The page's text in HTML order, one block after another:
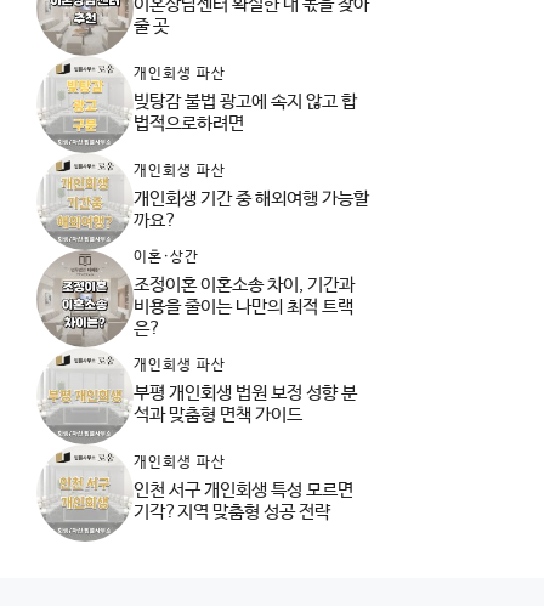
이혼상담센터 확실한 내 몫을 찾아
줄 곳
개인회생 파산
빚탕감 불법 광고에 속지 않고 합
법적으로하려면
개인회생 파산
개인회생 기간 중 해외여행 가능할
까요?
이혼·상간
조정이혼 이혼소송 차이, 기간과
비용을 줄이는 나만의 최적 트랙
은?
개인회생 파산
부평 개인회생 법원 보정 성향 분
석과 맞춤형 면책 가이드
개인회생 파산
인천 서구 개인회생 특성 모르면
기각?지역 맞춤형 성공 전략